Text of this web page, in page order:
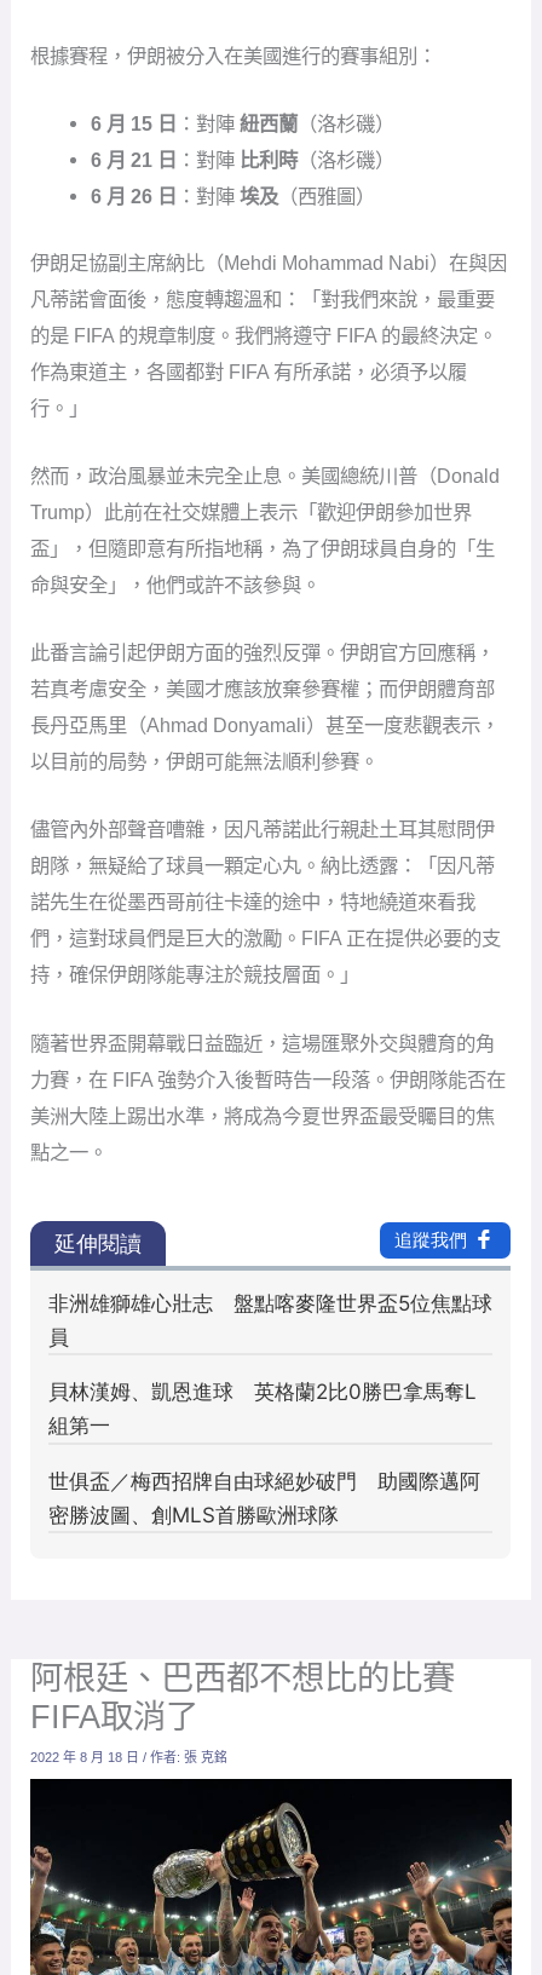
根據賽程，伊朗被分入在美國進行的賽事組別：
6 月 15 日 ：對陣 紐西蘭（洛杉磯）
6 月 21 日 ：對陣 比利時（洛杉磯）
6 月 26 日 ：對陣 埃及（西雅圖）
伊朗足協副主席納比（Mehdi Mohammad Nabi）在與因
凡蒂諾會面後，態度轉趨溫和：「對我們來說，最重要
的是 FIFA 的規章制度。我們將遵守 FIFA 的最終決定。
作為東道主，各國都對 FIFA 有所承諾，必須予以履
行。」
然而，政治風暴並未完全止息。美國總統川普（Donald
Trump）此前在社交媒體上表示「歡迎伊朗參加世界
盃」，但隨即意有所指地稱，為了伊朗球員自身的「生
命與安全」，他們或許不該參與。
此番言論引起伊朗方面的強烈反彈。伊朗官方回應稱，
若真考慮安全，美國才應該放棄參賽權；而伊朗體育部
長丹亞馬里（Ahmad Donyamali）甚至一度悲觀表示，
以目前的局勢，伊朗可能無法順利參賽。
儘管內外部聲音嘈雜，因凡蒂諾此行親赴土耳其慰問伊
朗隊，無疑給了球員一顆定心丸。納比透露：「因凡蒂
諾先生在從墨西哥前往卡達的途中，特地繞道來看我
們，這對球員們是巨大的激勵。FIFA 正在提供必要的支
持，確保伊朗隊能專注於競技層面。」
隨著世界盃開幕戰日益臨近，這場匯聚外交與體育的角
力賽，在 FIFA 強勢介入後暫時告一段落。伊朗隊能否在
美洲大陸上踢出水準，將成為今夏世界盃最受矚目的焦
點之一。
阿根廷、巴西都不想比的比賽
FIFA取消了
2022 年 8 月 18 日/ 作者:張 克銘